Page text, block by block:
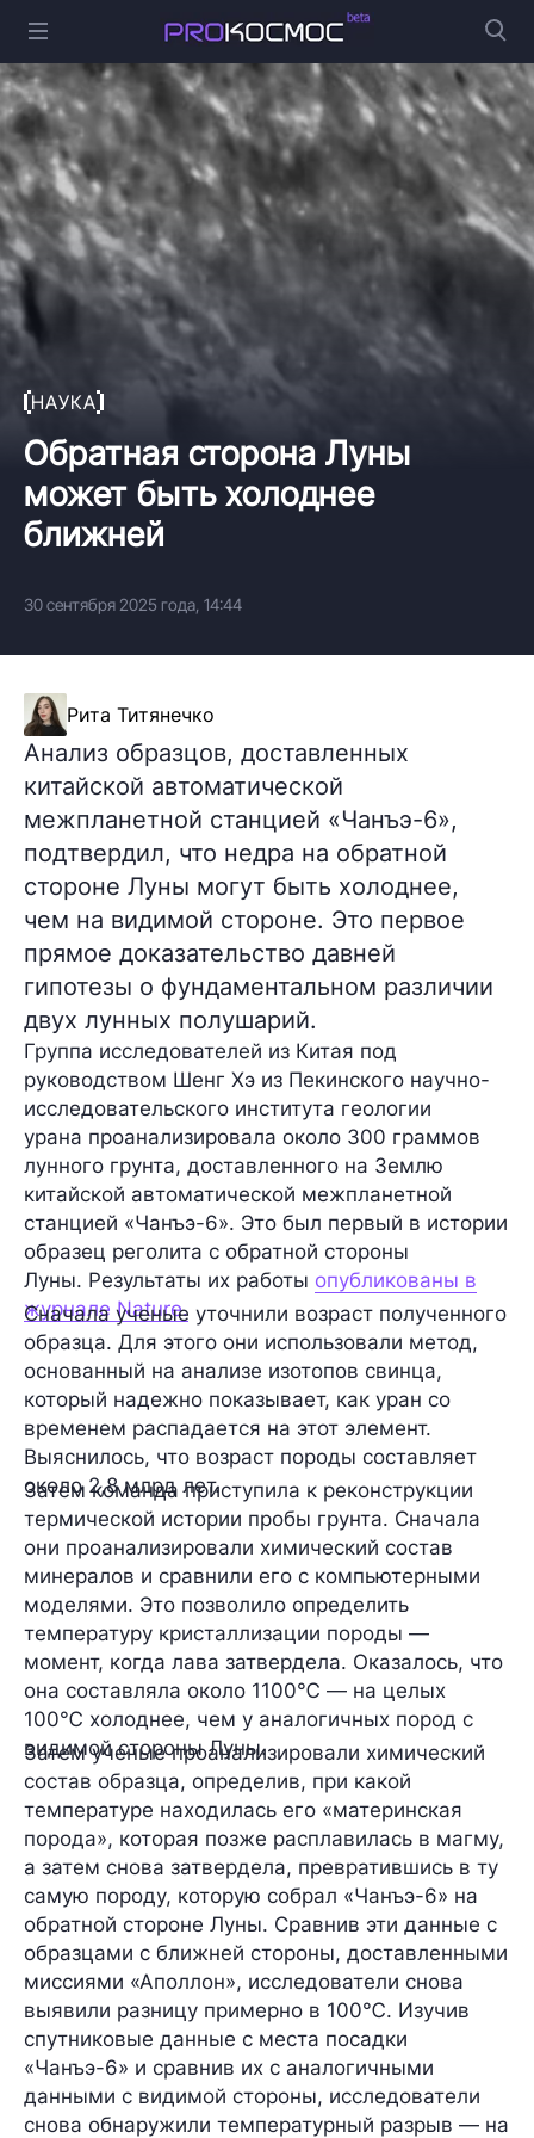
НАУКА
Обратная сторона Луны
может быть холоднее
ближней
30 сентября 2025 года, 14:44
Рита Титянечко
Анализ образцов, доставленных
китайской автоматической
межпланетной станцией «Чанъэ-6»,
подтвердил, что недра на обратной
стороне Луны могут быть холоднее,
чем на видимой стороне. Это первое
прямое доказательство давней
гипотезы о фундаментальном различии
двух лунных полушарий.
Группа исследователей из Китая под
руководством Шенг Хэ из Пекинского научно-
исследовательского института геологии
урана проанализировала около 300 граммов
лунного грунта, доставленного на Землю
китайской автоматической межпланетной
станцией «Чанъэ-6». Это был первый в истории
образец реголита с обратной стороны
Луны. Результаты их работы опубликованы в
журнале Nature.
Сначала ученые уточнили возраст полученного
образца. Для этого они использовали метод,
основанный на анализе изотопов свинца,
который надежно показывает, как уран со
временем распадается на этот элемент.
Выяснилось, что возраст породы составляет
около 2,8 млрд лет.
Затем команда приступила к реконструкции
термической истории пробы грунта. Сначала
они проанализировали химический состав
минералов и сравнили его с компьютерными
моделями. Это позволило определить
температуру кристаллизации породы —
момент, когда лава затвердела. Оказалось, что
она составляла около 1100℃ — на целых
100℃ холоднее, чем у аналогичных пород с
видимой стороны Луны.
Затем ученые проанализировали химический
состав образца, определив, при какой
температуре находилась его «материнская
порода», которая позже расплавилась в магму,
а затем снова затвердела, превратившись в ту
самую породу, которую собрал «Чанъэ-6» на
обратной стороне Луны. Сравнив эти данные с
образцами с ближней стороны, доставленными
миссиями «Аполлон», исследователи снова
выявили разницу примерно в 100℃. Изучив
спутниковые данные с места посадки
«Чанъэ-6» и сравнив их с аналогичными
данными с видимой стороны, исследователи
снова обнаружили температурный разрыв — на